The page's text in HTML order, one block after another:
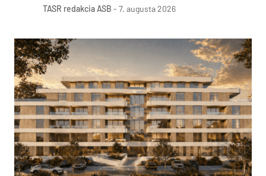
TASR redakcia ASB - 7. augusta 2026